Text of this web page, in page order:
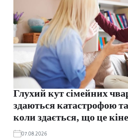
Глухий кут сімейних
здаються катастрофою
коли здається, що це
07.08.2026